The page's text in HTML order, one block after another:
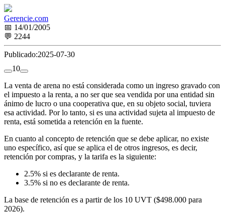
Gerencie.com
📅 14/01/2005
💬 2244
Publicado:2025-07-30
10
La venta de arena no está considerada como un ingreso gravado con
el impuesto a la renta, a no ser que sea vendida por una entidad sin
ánimo de lucro o una cooperativa que, en su objeto social, tuviera
esa actividad. Por lo tanto, si es una actividad sujeta al impuesto de
renta, está sometida a retención en la fuente.
En cuanto al concepto de retención que se debe aplicar, no existe
uno específico, así que se aplica el de otros ingresos, es decir,
retención por compras, y la tarifa es la siguiente:
2.5% si es declarante de renta.
3.5% si no es declarante de renta.
La base de retención es a partir de los 10 UVT ($498.000 para
2026).